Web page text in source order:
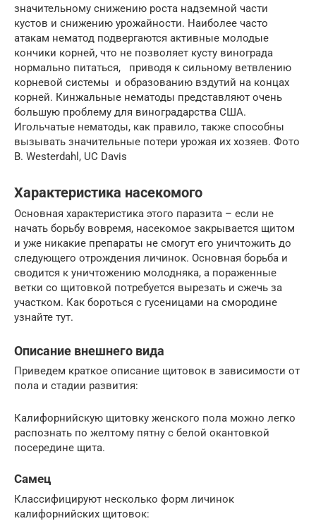
значительному снижению роста надземной части
кустов и снижению урожайности. Наиболее часто
атакам нематод подвергаются активные молодые
кончики корней, что не позволяет кусту винограда
нормально питаться, приводя к сильному ветвлению
корневой системы и образованию вздутий на концах
корней. Кинжальные нематоды представляют очень
большую проблему для виноградарства США.
Игольчатые нематоды, как правило, также способны
вызывать значительные потери урожая их хозяев. Фото
B. Westerdahl, UC Davis
Характеристика насекомого
Основная характеристика этого паразита – если не
начать борьбу вовремя, насекомое закрывается щитом
и уже никакие препараты не смогут его уничтожить до
следующего отрождения личинок. Основная борьба и
сводится к уничтожению молодняка, а пораженные
ветки со щитовкой потребуется вырезать и сжечь за
участком. Как бороться с гусеницами на смородине
узнайте тут.
Описание внешнего вида
Приведем краткое описание щитовок в зависимости от
пола и стадии развития:
Калифорнийскую щитовку женского пола можно легко
распознать по желтому пятну с белой окантовкой
посередине щита.
Самец
Классифицируют несколько форм личинок
калифорнийских щитовок: